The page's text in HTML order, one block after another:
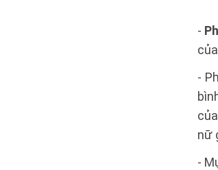
-
-
nữ
-